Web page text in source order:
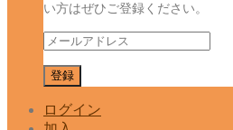
い方はぜひご登録ください。
ログイン